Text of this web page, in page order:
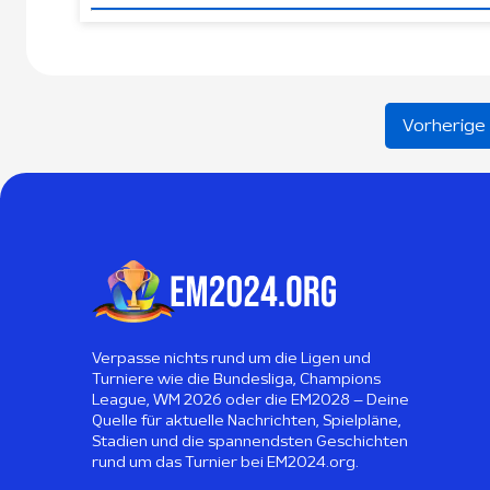
Vorherige
Verpasse nichts rund um die Ligen und
Turniere wie die Bundesliga, Champions
League, WM 2026 oder die EM2028 – Deine
Quelle für aktuelle Nachrichten, Spielpläne,
Stadien und die spannendsten Geschichten
rund um das Turnier bei EM2024.org.